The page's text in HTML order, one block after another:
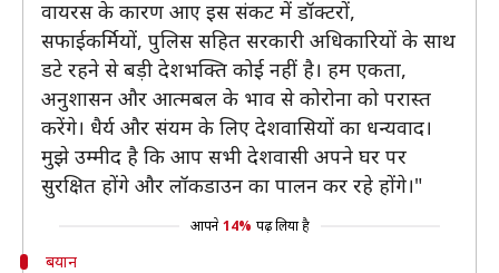
वायरस के कारण आए इस संकट में डॉक्टरों,
सफाईकर्मियों, पुलिस सहित सरकारी अधिकारियों के साथ
डटे रहने से बड़ी देशभक्ति कोई नहीं है। हम एकता,
अनुशासन और आत्मबल के भाव से कोरोना को परास्त
करेंगे। धैर्य और संयम के लिए देशवासियों का धन्यवाद।
मुझे उम्मीद है कि आप सभी देशवासी अपने घर पर
सुरक्षित होंगे और लॉकडाउन का पालन कर रहे होंगे।"
आपने 14% पढ़ लिया है
बयान